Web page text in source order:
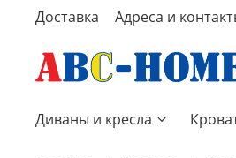
Доставка Адреса и
Диваны и кресла